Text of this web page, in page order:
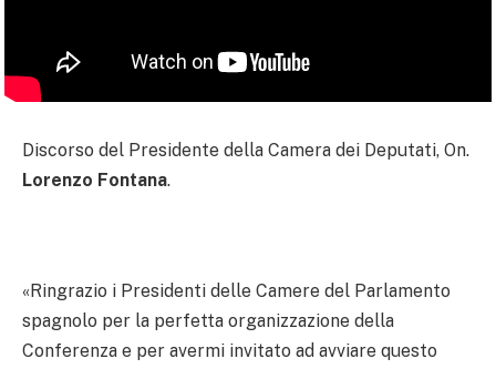
Discorso del Presidente della Camera dei Deputati, On.
Lorenzo Fontana.
«Ringrazio i Presidenti delle Camere del Parlamento
spagnolo per la perfetta organizzazione della
Conferenza e per avermi invitato ad avviare questo